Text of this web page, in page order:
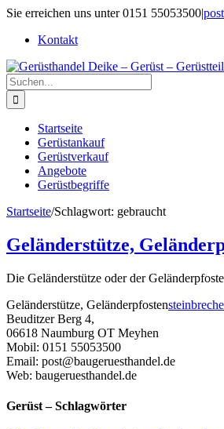
Zum
springen
Sie erreichen uns unter 0151 55053500|
Kontakt
Suche
nach:
Startseite
Gerüstankauf
Gerüstverkauf
Angebote
Gerüstbegriffe
Startseite/Schlagwort: gebraucht
Geländerstütze,
Die Geländerstütze oder der
Geländerstütze, Geländerpfosten
Beuditzer Berg 4,
06618 Naumburg OT Meyhen
Mobil: 0151 55053500
Email: post@baugeruesthandel.de
Web: baugeruesthandel.de
Gerüst – Schlagwörter